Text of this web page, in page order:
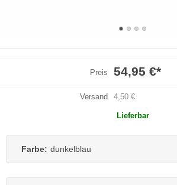
Preis 54,95 €*
Versand 4,50 €
Lieferbar
Farbe: dunkelblau